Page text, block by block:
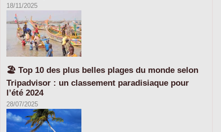
18/11/2025
🏖️ Top 10 des plus belles plages du monde selon
Tripadvisor : un classement paradisiaque pour
l’été 2024
28/07/2025